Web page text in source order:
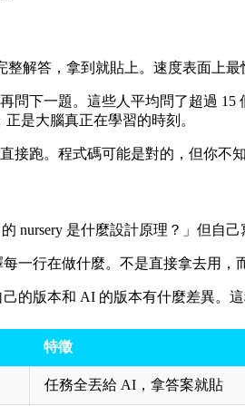
解答，拿到就貼上。速度表面上
問下一題。這些人平均問了超過
是大腦真正在學習的時刻。
接跑。程式碼可能是對的，但你不
nursery 是什麼設計原理？」但
一行在做什麼。不是直接拿去用
的版本和 AI 的版本有什麼差異。
特徵
任務全丟給 AI，拿答案就貼